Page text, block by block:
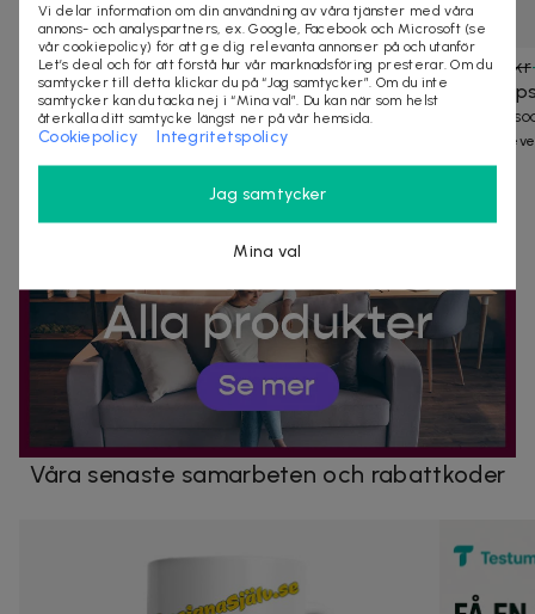
649 kr
ErthSkin London - Ansiktskräm och serum
med vitamin C och kollagen
Glow rutin för daglig lyster
119 kr199 kr
Praktiska
Snabb
Våra senaste samarbeten och rabattkoder
Vi delar information om din användning av våra tjänster med våra
annons- och analyspartners, ex. Google, Facebook och Microsoft (se
vår cookiepolicy) för att ge dig relevanta annonser på och utanför
Let’s deal och för att förstå hur vår marknadsföring presterar. Om du
samtycker till detta klickar du på “Jag samtycker”. Om du inte
samtycker kan du tacka nej i “Mina val”. Du kan när som helst
återkalla ditt samtycke längst ner på vår hemsida.
Cookiepolicy Integritetspolicy
Jag samtycker
Mina val